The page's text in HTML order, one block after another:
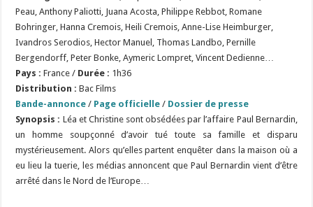
Peau, Anthony Paliotti, Juana Acosta, Philippe Rebbot, Romane
Bohringer, Hanna Cremois, Heili Cremois, Anne-Lise Heimburger,
Ivandros Serodios, Hector Manuel, Thomas Landbo, Pernille
Bergendorff, Peter Bonke, Aymeric Lompret, Vincent Dedienne…
Pays : France / Durée : 1h36
Distribution : Bac Films
Bande-annonce / Page officielle / Dossier de presse
Synopsis : Léa et Christine sont obsédées par l’affaire Paul Bernardin,
un homme soupçonné d’avoir tué toute sa famille et disparu
mystérieusement. Alors qu’elles partent enquêter dans la maison où a
eu lieu la tuerie, les médias annoncent que Paul Bernardin vient d’être
arrêté dans le Nord de l’Europe…